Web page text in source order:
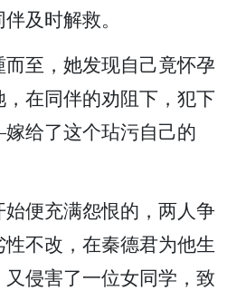
及时解救。
至，她发现自己竟怀孕
在同伴的劝阻下，犯下
给了这个玷污自己的
便充满怨恨的，两人争
不改，在秦德君为他生
侵害了一位女同学，致